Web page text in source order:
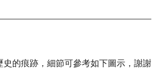
史的痕跡，細節可參考如下圖示，謝謝